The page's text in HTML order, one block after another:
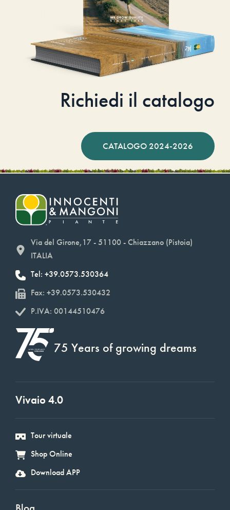
Richiedi il catalogo
CATALOGO 2024-2026
Via del Girone,17 - 51100 - Chiazzano (Pistoia)
ITALIA
Tel: +39.0573.530364
Fax: +39.0573.530432
P.IVA: 00144510476
75 Years of growing dreams
Vivaio 4.0
Tour virtuale
Shop Online
Download APP